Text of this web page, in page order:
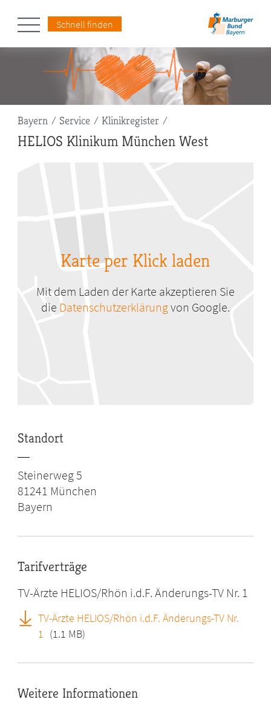
Schnell finden
Pfadnavigation
Bayern Service Klinikregister
HELIOS Klinikum München West
Karte per Klick laden
Mit dem Laden der Karte akzeptieren Sie
die Datenschutzerklärungvon Google.
Standort
Steinerweg 5
81241 München
Bayern
Tarifverträge
TV-Ärzte HELIOS/Rhön i.d.F. Änderungs-TV Nr. 1
TV-Ärzte HELIOS/Rhön i.d.F. Änderungs-TV Nr.
1 (1.1 MB)
Weitere Informationen